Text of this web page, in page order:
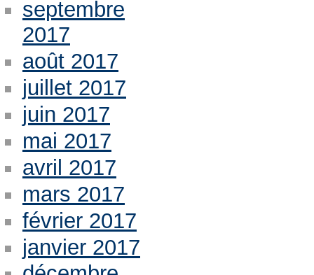
septembre
2017
août 2017
juillet 2017
juin 2017
mai 2017
avril 2017
mars 2017
février 2017
janvier 2017